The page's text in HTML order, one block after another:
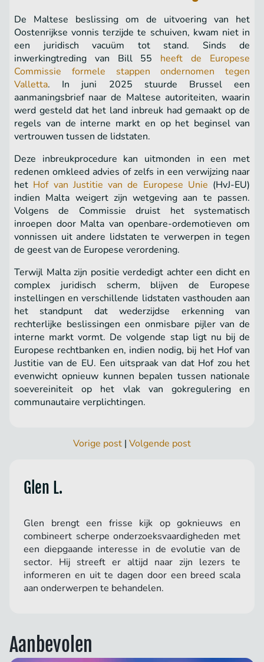
De Maltese beslissing om de uitvoering van het
Oostenrijkse vonnis terzijde te schuiven, kwam niet in
een juridisch vacuüm tot stand. Sinds de
inwerkingtreding van Bill 55 heeft de Europese
Commissie formele stappen ondernomen tegen
Valletta. In juni 2025 stuurde Brussel een
aanmaningsbrief naar de Maltese autoriteiten, waarin
werd gesteld dat het land inbreuk had gemaakt op de
regels van de interne markt en op het beginsel van
vertrouwen tussen de lidstaten.
Deze inbreukprocedure kan uitmonden in een met
redenen omkleed advies of zelfs in een verwijzing naar
het Hof van Justitie van de Europese Unie (HvJ-EU)
indien Malta weigert zijn wetgeving aan te passen.
Volgens de Commissie druist het systematisch
inroepen door Malta van openbare-ordemotieven om
vonnissen uit andere lidstaten te verwerpen in tegen
de geest van de Europese verordening.
Terwijl Malta zijn positie verdedigt achter een dicht en
complex juridisch scherm, blijven de Europese
instellingen en verschillende lidstaten vasthouden aan
het standpunt dat wederzijdse erkenning van
rechterlijke beslissingen een onmisbare pijler van de
interne markt vormt. De volgende stap ligt nu bij de
Europese rechtbanken en, indien nodig, bij het Hof van
Justitie van de EU. Een uitspraak van dat Hof zou het
evenwicht opnieuw kunnen bepalen tussen nationale
soevereiniteit op het vlak van gokregulering en
communautaire verplichtingen.
Vorige post | Volgende post
Glen L.
Glen brengt een frisse kijk op goknieuws en
combineert scherpe onderzoeksvaardigheden met
een diepgaande interesse in de evolutie van de
sector. Hij streeft er altijd naar zijn lezers te
informeren en uit te dagen door een breed scala
aan onderwerpen te behandelen.
Aanbevolen